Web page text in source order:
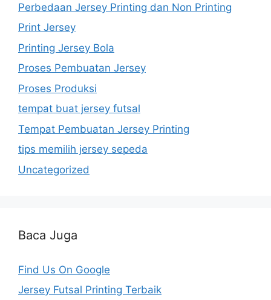
Perbedaan Jersey Printing dan Non Printing
Print Jersey
Printing Jersey Bola
Proses Pembuatan Jersey
Proses Produksi
tempat buat jersey futsal
Tempat Pembuatan Jersey Printing
tips memilih jersey sepeda
Uncategorized
Baca Juga
Find Us On Google
Jersey Futsal Printing Terbaik